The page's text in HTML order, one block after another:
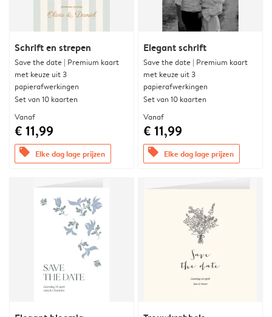
Schrift en strepen
Save the date | Premium kaart
met keuze uit 3
papierafwerkingen
Set van 10 kaarten
Vanaf
€ 11,99
offers Elke dag lage prijzen
Elegant schrift
Save the date | Premium kaart
met keuze uit 3
papierafwerkingen
Set van 10 kaarten
Vanaf
€ 11,99
offers Elke dag lage prijzen